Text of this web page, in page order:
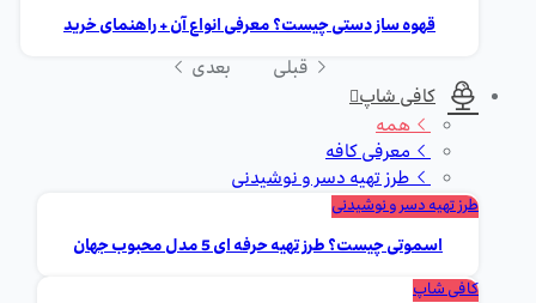
قهوه ساز دستی چیست؟ معرفی انواع آن + راهنمای خرید
قبلی
بعدی
کافی شاپ
همه
معرفی کافه
طرز تهیه دسر و نوشیدنی
طرز تهیه دسر و نوشیدنی
اسموتی چیست؟ طرز تهیه حرفه ای 5 مدل محبوب جهان
کافی شاپ